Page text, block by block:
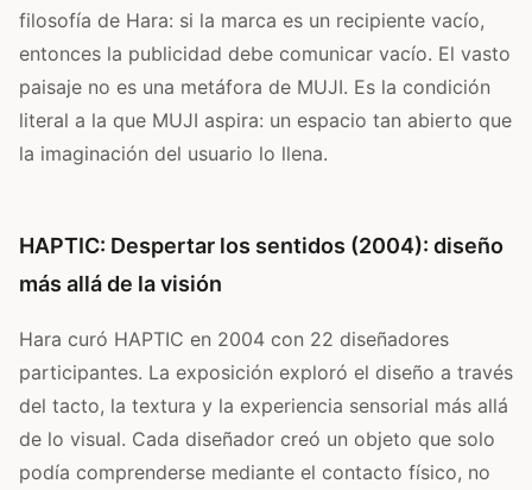
filosofía de Hara: si la marca es un recipiente vacío,
entonces la publicidad debe comunicar vacío. El vasto
paisaje no es una metáfora de MUJI. Es la condición
literal a la que MUJI aspira: un espacio tan abierto que
la imaginación del usuario lo llena.
HAPTIC: Despertar los sentidos (2004): diseño
más allá de la visión
Hara curó HAPTIC en 2004 con 22 diseñadores
participantes. La exposición exploró el diseño a través
del tacto, la textura y la experiencia sensorial más allá
de lo visual. Cada diseñador creó un objeto que solo
podía comprenderse mediante el contacto físico, no